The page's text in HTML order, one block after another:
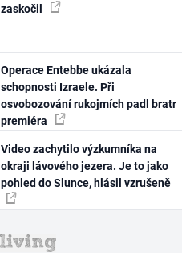
zaskočil
Operace Entebbe ukázala
schopnosti Izraele. Při
osvobozování rukojmích padl bratr
premiéra
Video zachytilo výzkumníka na
okraji lávového jezera. Je to jako
pohled do Slunce, hlásil vzrušeně